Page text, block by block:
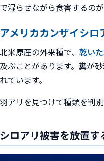
で湿らせながら食害するのが
アメリカカンザイシ
北米原産の外来種で、 乾い
及ぶことがあります。糞が
れています。
羽アリを見つけて種類を判別
シロアリ被害を放置す